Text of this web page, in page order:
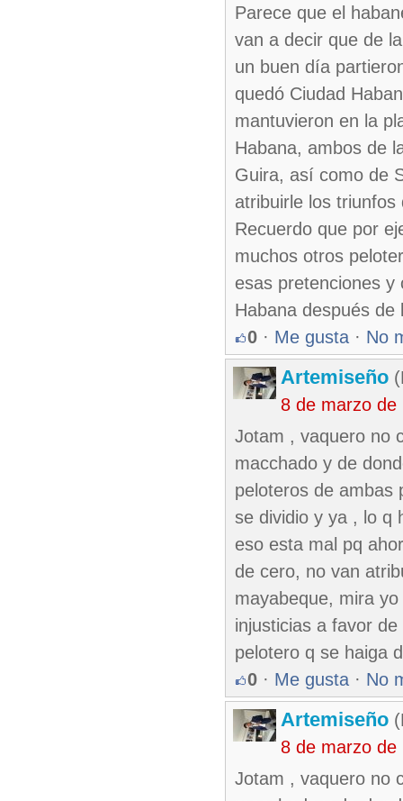
Parece que el
van a decir que de
un buen día
quedó Ciudad
mantuvieron en la
Habana, ambos de
Guira, así como de
atribuirle los
Recuerdo que por
muchos otros
esas pretenciones
Habana después
0 · Me gusta · No
Artemiseño
8 de marzo de
Jotam , vaquero no
macchado y de
peloteros de ambas
se dividio y ya , lo q
eso esta mal pq
de cero, no van
mayabeque, mira
injusticias a favor
pelotero q se haiga
0 · Me gusta · No
Artemiseño
8 de marzo de
Jotam , vaquero no